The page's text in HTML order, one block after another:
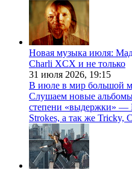
Новая музыка июля:
Charli XCX и не только
31 июля 2026, 19:15
В июле в мир большой
Слушаем новые
степени «выдержки» —
Strokes, а так же Tricky,